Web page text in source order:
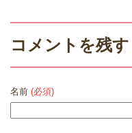
コメントを残す
名前 (必須)